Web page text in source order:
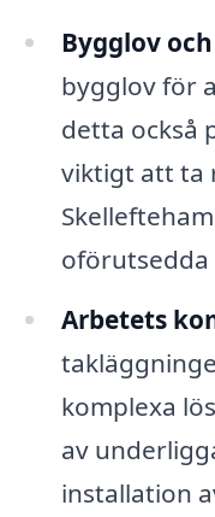
Bygglov
bygglov för
detta också
viktigt att ta
oförutsedda
Arbetets
komplexa
av
installation